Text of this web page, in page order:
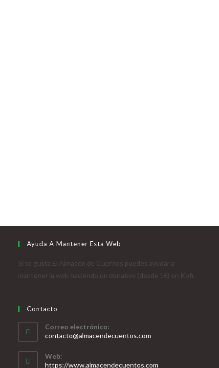
Ayuda A Mantener Esta Web
Si te gusta El Almacén de Cuentos puedes ayudar a
mantener la web haciendo un donativo (desde 1€) en Kofi.
Contacto
Correo electrónico:
contacto@almacendecuentos.com
Web:
https://www.almacendecuentos.com